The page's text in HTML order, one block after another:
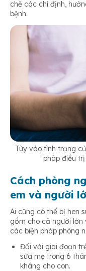
chẽ các chỉ định,
bệnh.
Tùy vào tình trạng
pháp điều
Cách phòng
em và người
Ai cũng có thể bị hen
gồm cho cả người lớn
các biện pháp phòng
Đối với giai đoạn
sữa mẹ trong 6
kháng cho con.